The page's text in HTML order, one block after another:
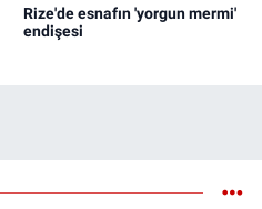
Rize'de esnafın 'yorgun mermi'
endişesi